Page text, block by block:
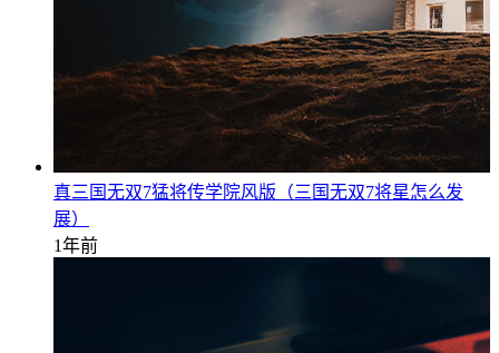
真三国无双7猛将传学院风版（三国无双7将星怎么发
展）
1年前